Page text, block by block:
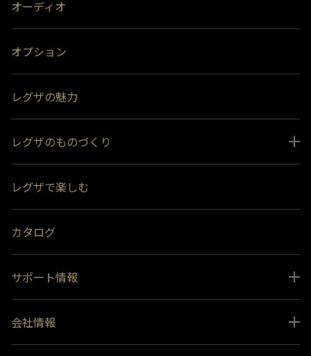
オーディオ
オプション
レグザの魅力
レグザのものづくり
受賞履歴
おすすめ番組
レグザで楽しむ
カタログ
サポート情報
インフォメーション 一覧
会社情報